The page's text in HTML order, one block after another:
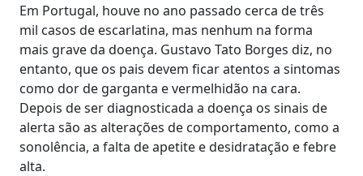
Em Portugal, houve no ano passado cerca de três
mil casos de escarlatina, mas nenhum na forma
mais grave da doença. Gustavo Tato Borges diz, no
entanto, que os pais devem ficar atentos a sintomas
como dor de garganta e vermelhidão na cara.
Depois de ser diagnosticada a doença os sinais de
alerta são as alterações de comportamento, como a
sonolência, a falta de apetite e desidratação e febre
alta.